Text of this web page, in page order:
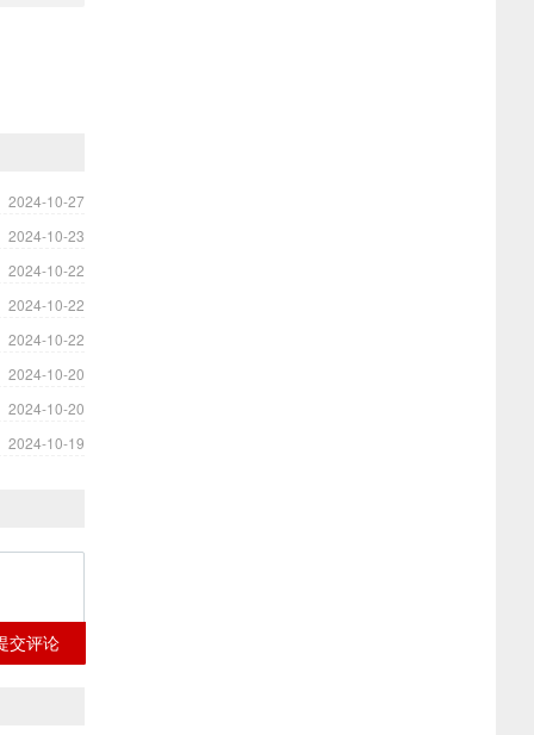
2024-10-27
2024-10-23
2024-10-22
2024-10-22
2024-10-22
2024-10-20
2024-10-20
2024-10-19
交评论